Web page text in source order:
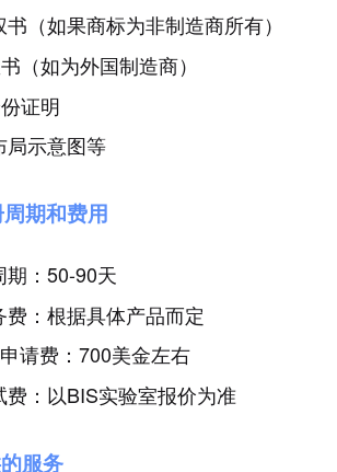
（如果商标为非制造商所有）
（如为外国制造商）
证明
局示意图等
期和费用
期：50-90天
费：根据具体产品而定
请费：700美金左右
费：以BIS实验室报价为准
服务